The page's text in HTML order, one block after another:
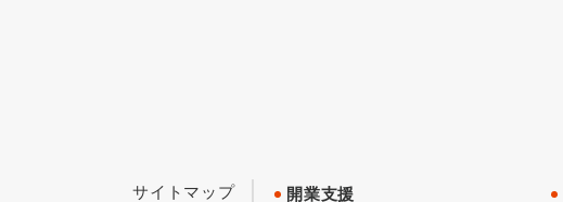
サイトマップ 開業支援